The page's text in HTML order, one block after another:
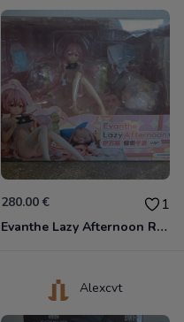
280.00 € 1
Evanthe Lazy Afternoon Red Pride of Eden
Alexcvt